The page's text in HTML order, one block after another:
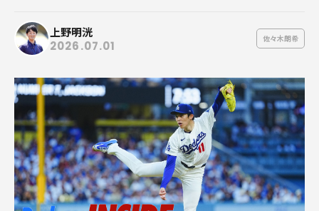
ヤク
ソフト
日本
ロ
上野明洸
2026.07.01
佐々木朗希